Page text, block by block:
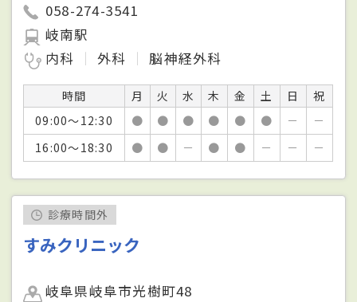
058-274-3541
岐南駅
内科
外科 脳神経外科
時間 月 火 水 木 金 土 日
祝
09:00～12:30
● ● ● ● ● ● －
－
16:00～18:30
● ● － ● ● － － －
診療時間外
すみクリニック
岐阜県岐阜市光樹町48